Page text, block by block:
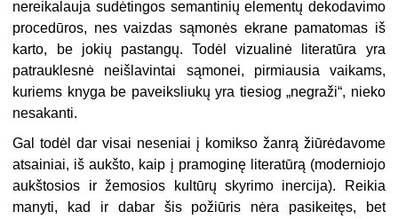
nereikalauja sudėtingos semantinių elementų dekodavimo
procedūros, nes vaizdas sąmonės ekrane pamatomas iš
karto, be jokių pastangų. Todėl vizualinė literatūra yra
patrauklesnė neišlavintai sąmonei, pirmiausia vaikams,
kuriems knyga be paveiksliukų yra tiesiog „negraži“, nieko
nesakanti.
Gal todėl dar visai neseniai į komikso žanrą žiūrėdavome
atsainiai, iš aukšto, kaip į pramoginę literatūrą (moderniojo
aukštosios ir žemosios kultūrų skyrimo inercija). Reikia
manyti, kad ir dabar šis požiūris nėra pasikeitęs, bet